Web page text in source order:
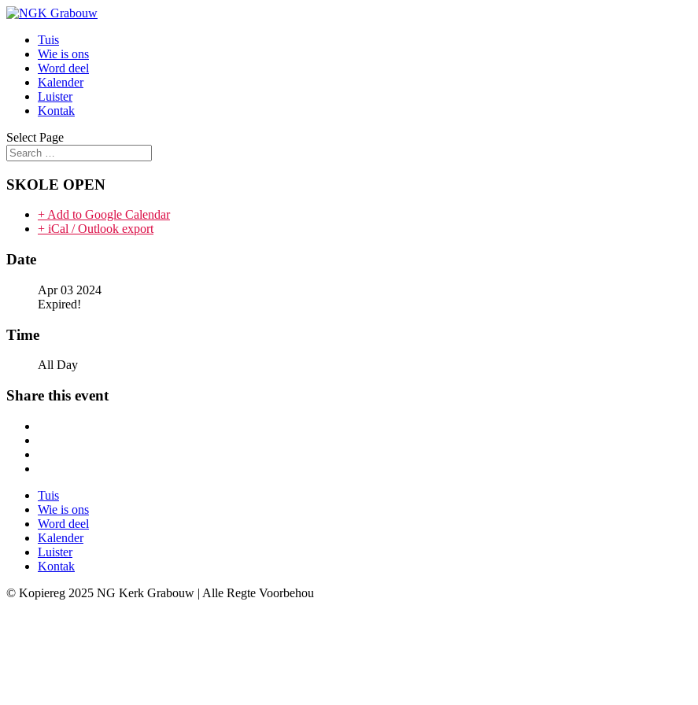
Tuis
Wie is ons
Word deel
Kalender
Luister
Kontak
Select Page
SKOLE OPEN
+ Add to Google Calendar
+ iCal / Outlook export
Date
Apr 03 2024
Expired!
Time
All Day
Share this event
Tuis
Wie is ons
Word deel
Kalender
Luister
Kontak
© Kopiereg 2025 NG Kerk Grabouw | Alle Regte Voorbehou